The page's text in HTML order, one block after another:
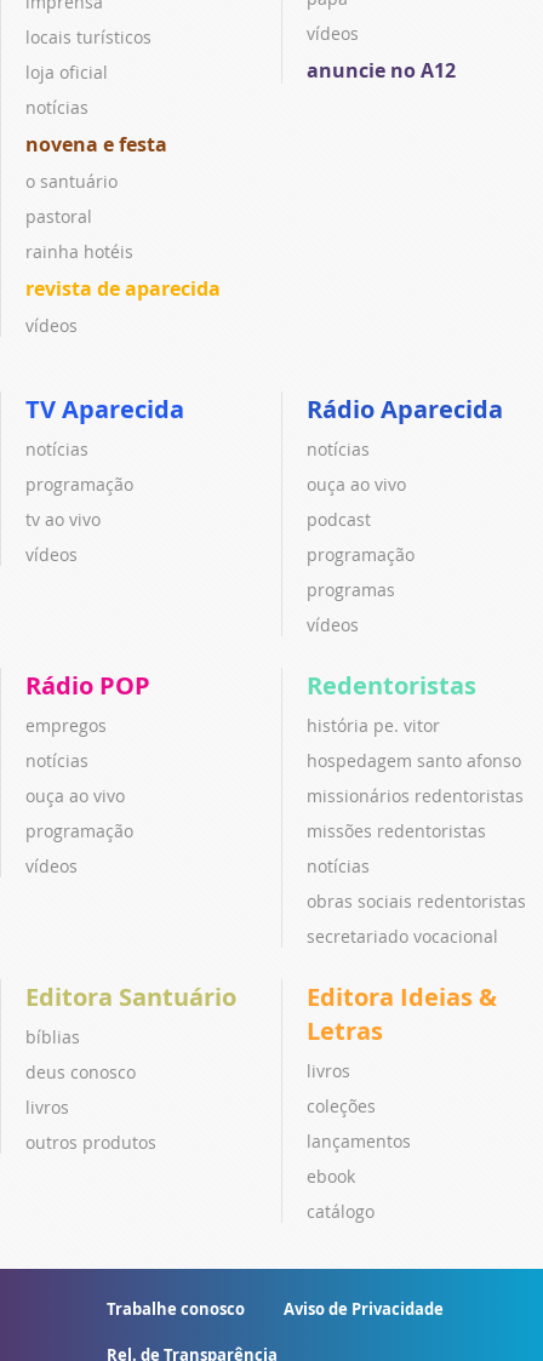
locais turísticos
loja oficial
notícias
novena e festa
o santuário
pastoral
rainha hotéis
revista de aparecida
vídeos
vídeos
anuncie no A12
TV Aparecida
notícias
programação
tv ao vivo
vídeos
Rádio Aparecida
notícias
ouça ao vivo
podcast
programação
programas
vídeos
Rádio POP
empregos
notícias
ouça ao vivo
programação
vídeos
Redentoristas
história pe. vitor
hospedagem santo afonso
missionários redentoristas
missões redentoristas
notícias
obras sociais redentoristas
secretariado vocacional
Editora Santuário
bíblias
deus conosco
livros
outros produtos
Editora Ideias &
Letras
livros
coleções
lançamentos
ebook
catálogo
Trabalhe conosco Aviso de Privacidade
Rel. de Transparência